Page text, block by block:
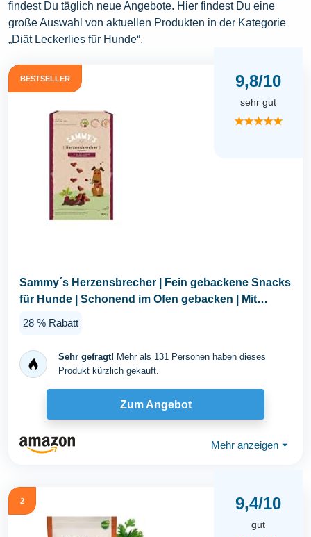
findest Du täglich neue Angebote. Hier findest Du eine
große Auswahl von aktuellen Produkten in der Kategorie
„Diät Leckerlies für Hunde“.
BESTSELLER 9,8/10
sehr gut
★★★★★
Sammy´s Herzensbrecher | Fein gebackene Snacks
für Hunde | Schonend im Ofen gebacken | Mit
28 % Rabatt
Sehr gefragt! Mehr als 131 Personen haben dieses
Produkt kürzlich gekauft.
Zum Angebot
Mehr anzeigen ⏷
2 9,4/10
gut